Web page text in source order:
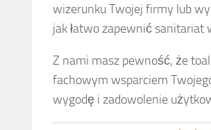
wizerunku Twojej firmy lub
jak łatwo zapewnić
Z nami masz pewność, że
fachowym wsparciem
wygodę i zadowolenie